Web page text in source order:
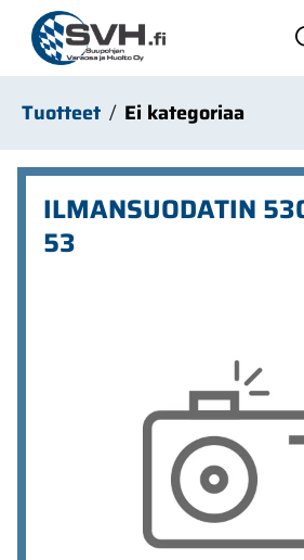
Siirry pääsisältöön
Tuotteet Ei kategoriaa
ILMANSUODATIN
53